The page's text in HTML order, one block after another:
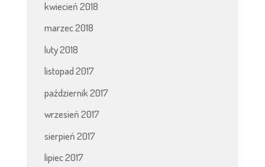
kwiecień 2018
marzec 2018
luty 2018
listopad 2017
październik 2017
wrzesień 2017
sierpień 2017
lipiec 2017